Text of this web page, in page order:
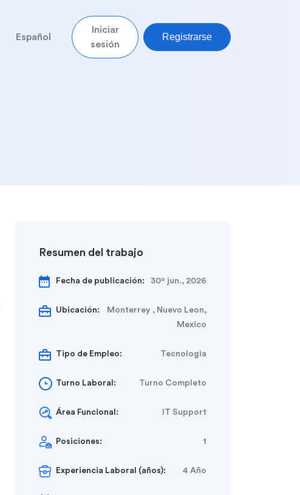
Español
Iniciar
sesión
Registrarse
Resumen del trabajo
Fecha de publicación: 30º jun., 2026
Ubicación:
Monterrey , Nuevo Leon,
Mexico
Tipo de Empleo: Tecnologia
Turno Laboral: Turno Completo
Área Funcional: IT Support
Posiciones: 1
Experiencia Laboral (años): 4 Año